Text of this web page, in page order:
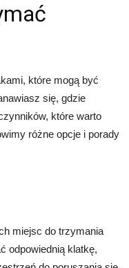
które mogą być
się, gdzie
które warto
różne opcje i porady
miejsc do trzymania
odpowiednią klatkę,